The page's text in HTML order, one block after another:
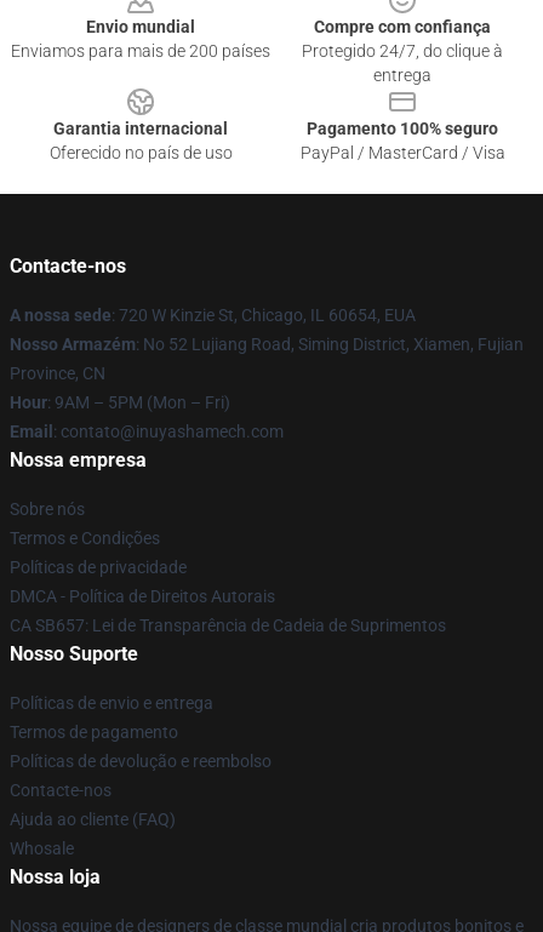
Envio mundial
Enviamos para mais de 200 países
Compre com confiança
Protegido 24/7, do clique à
entrega
Garantia internacional
Oferecido no país de uso
Pagamento 100% seguro
PayPal / MasterCard / Visa
Contacte-nos
A nossa sede: 720 W Kinzie St, Chicago, IL 60654, EUA
Nosso Armazém: No 52 Lujiang Road, Siming District, Xiamen, Fujian
Province, CN
Hour: 9AM – 5PM (Mon – Fri)
Email : contato@inuyashamech.com
Nossa empresa
Sobre nós
Termos e Condições
Políticas de privacidade
DMCA - Política de Direitos Autorais
CA SB657: Lei de Transparência de Cadeia de Suprimentos
Nosso Suporte
Políticas de envio e entrega
Termos de pagamento
Políticas de devolução e reembolso
Contacte-nos
Ajuda ao cliente (FAQ)
Whosale
Nossa loja
Nossa equipe de designers de classe mundial cria produtos bonitos e